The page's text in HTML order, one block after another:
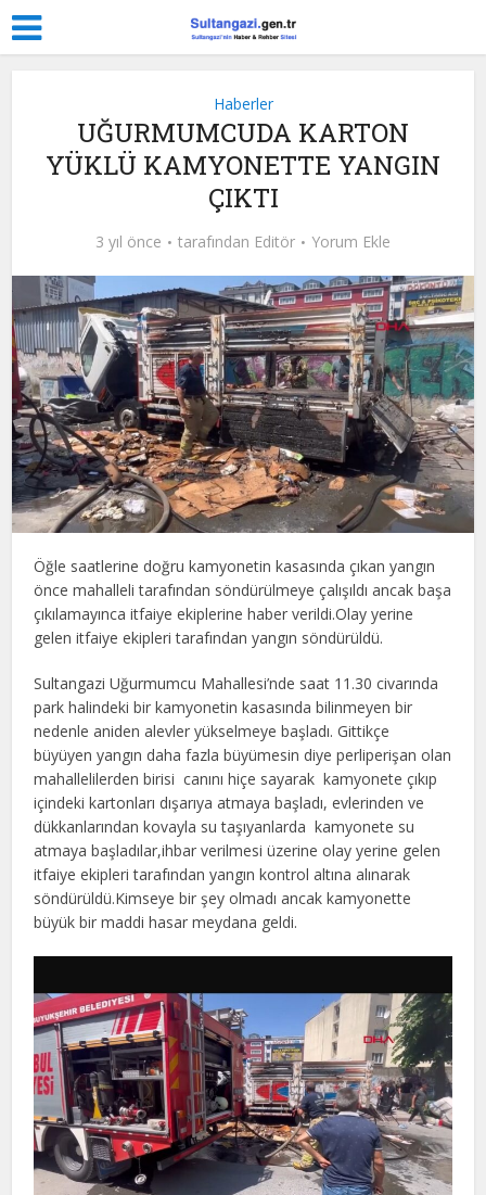
Haberler
UĞURMUMCUDA KARTON
YÜKLÜ KAMYONETTE YANGIN
ÇIKTI
3 yıl önce tarafından Editör Yorum Ekle
Öğle saatlerine doğru kamyonetin kasasında çıkan yangın
önce mahalleli tarafından söndürülmeye çalışıldı ancak başa
çıkılamayınca itfaiye ekiplerine haber verildi.Olay yerine
gelen itfaiye ekipleri tarafından yangın söndürüldü.
Sultangazi Uğurmumcu Mahallesi’nde saat 11.30 civarında
park halindeki bir kamyonetin kasasında bilinmeyen bir
nedenle aniden alevler yükselmeye başladı. Gittikçe
büyüyen yangın daha fazla büyümesin diye perliperişan olan
mahallelilerden birisi canını hiçe sayarak kamyonete çıkıp
içindeki kartonları dışarıya atmaya başladı, evlerinden ve
dükkanlarından kovayla su taşıyanlarda kamyonete su
atmaya başladılar,ihbar verilmesi üzerine olay yerine gelen
itfaiye ekipleri tarafından yangın kontrol altına alınarak
söndürüldü.Kimseye bir şey olmadı ancak kamyonette
büyük bir maddi hasar meydana geldi.